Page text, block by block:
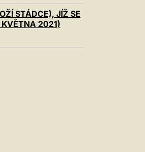
中文
LATINE
STÁDCE), JÍŽ SE
KVĚTNA 2021)